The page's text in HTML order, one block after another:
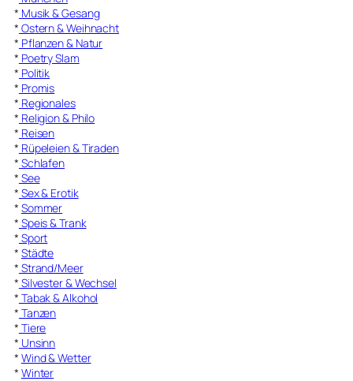
* Musik & Gesang
* Ostern & Weihnacht
* Pflanzen & Natur
* Poetry Slam
* Politik
* Promis
* Regionales
* Religion & Philo
* Reisen
* Rüpeleien & Tiraden
* Schlafen
* See
* Sex & Erotik
* Sommer
* Speis & Trank
* Sport
* Städte
* Strand/Meer
* Silvester & Wechsel
* Tabak & Alkohol
* Tanzen
* Tiere
* Unsinn
* Wind & Wetter
* Winter